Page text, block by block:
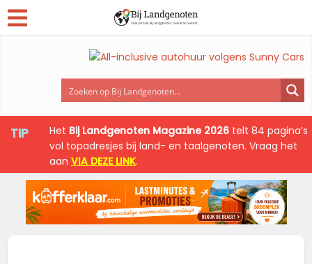
TIP Het Bij Landgenoten Magazine 2026 telt 84 pagina’s
vol topadresjes bij land- en taalgenoten. Vraag het
aan VIA DEZE LINK.